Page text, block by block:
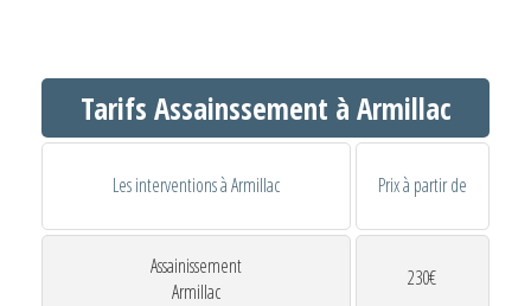
Tarifs Assainssement à Armillac
Les interventions à Armillac Prix à partir de
Assainissement
Armillac
230€